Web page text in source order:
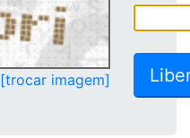
[trocar imagem]